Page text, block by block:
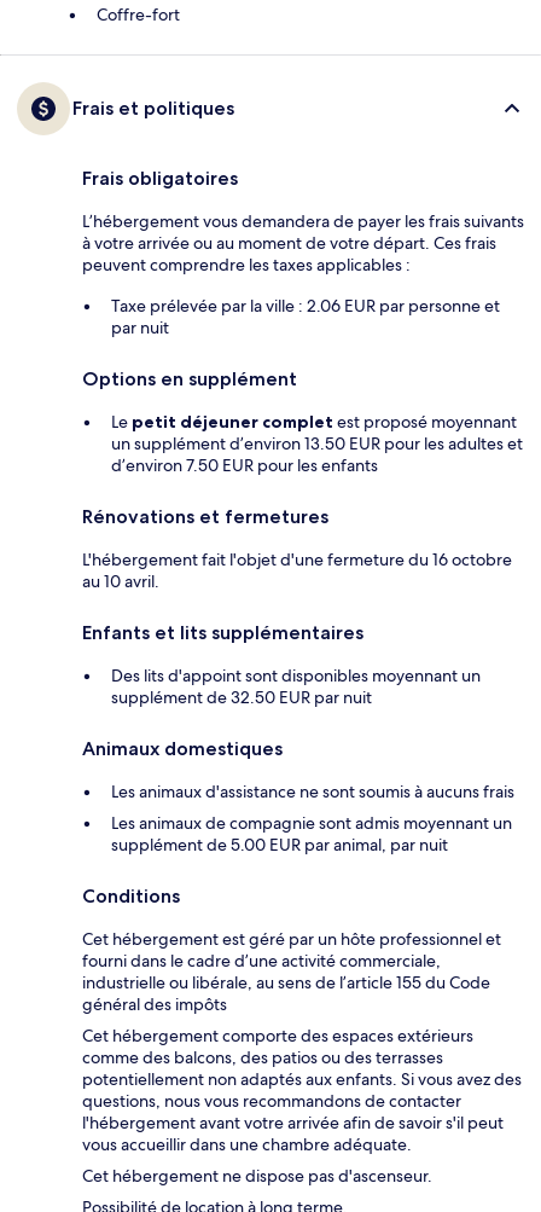
Coffre-fort
Frais et politiques
Frais obligatoires
L’hébergement vous demandera de payer les frais suivants
à votre arrivée ou au moment de votre départ. Ces frais
peuvent comprendre les taxes applicables :
Taxe prélevée par la ville : 2.06 EUR par personne et
par nuit
Options en supplément
Le petit déjeuner complet est proposé moyennant
un supplément d’environ 13.50 EUR pour les adultes et
d’environ 7.50 EUR pour les enfants
Rénovations et fermetures
L'hébergement fait l'objet d'une fermeture du 16 octobre
au 10 avril.
Enfants et lits supplémentaires
Des lits d'appoint sont disponibles moyennant un
supplément de 32.50 EUR par nuit
Animaux domestiques
Les animaux d'assistance ne sont soumis à aucuns frais
Les animaux de compagnie sont admis moyennant un
supplément de 5.00 EUR par animal, par nuit
Conditions
Cet hébergement est géré par un hôte professionnel et
fourni dans le cadre d’une activité commerciale,
industrielle ou libérale, au sens de l’article 155 du Code
général des impôts
Cet hébergement comporte des espaces extérieurs
comme des balcons, des patios ou des terrasses
potentiellement non adaptés aux enfants. Si vous avez des
questions, nous vous recommandons de contacter
l'hébergement avant votre arrivée afin de savoir s'il peut
vous accueillir dans une chambre adéquate.
Cet hébergement ne dispose pas d'ascenseur.
Possibilité de location à long terme.